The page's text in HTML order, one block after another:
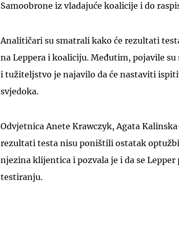
Samoobrone iz vladajuće koalicije i do
Analitičari su smatrali kako će rezultati
na Leppera i koaliciju. Međutim, pojavile su
i tužiteljstvo je najavilo da će nastaviti
svjedoka.
Odvjetnica Anete Krawczyk, Agata
rezultati testa nisu poništili ostatak
njezina klijentica i pozvala je i da se Lepper
testiranju.